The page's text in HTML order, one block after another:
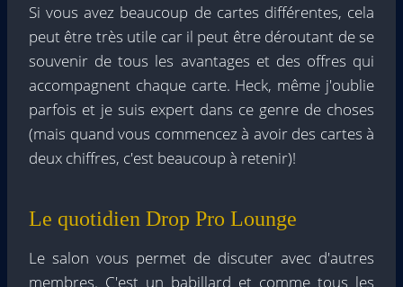
Si vous avez beaucoup de cartes différentes, cela
peut être très utile car il peut être déroutant de se
souvenir de tous les avantages et des offres qui
accompagnent chaque carte. Heck, même j'oublie
parfois et je suis expert dans ce genre de choses
(mais quand vous commencez à avoir des cartes à
deux chiffres, c'est beaucoup à retenir)!
Le quotidien Drop Pro Lounge
Le salon vous permet de discuter avec d'autres
membres. C'est un babillard et comme tous les